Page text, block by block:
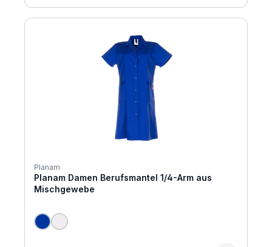
Planam
Planam Damen Berufsmantel 1/4-Arm aus
Mischgewebe